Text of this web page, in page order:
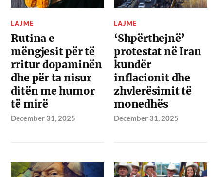
LAJME
Rutina e
mëngjesit për të
rritur dopaminën
dhe për ta nisur
ditën me humor
të mirë
December 31, 2025
LAJME
‘Shpërthejnë’
protestat në Iran
kundër
inflacionit dhe
zhvlerësimit të
monedhës
December 31, 2025